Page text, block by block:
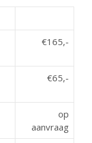
€165,-
€65,-
op
aanvraag